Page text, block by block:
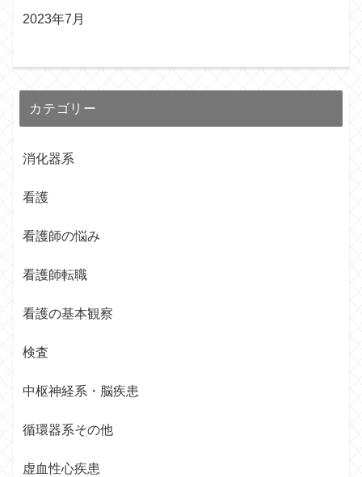
2023年7月
カテゴリー
消化器系
看護
看護師の悩み
看護師転職
看護の基本観察
検査
中枢神経系・脳疾患
循環器系その他
虚血性心疾患